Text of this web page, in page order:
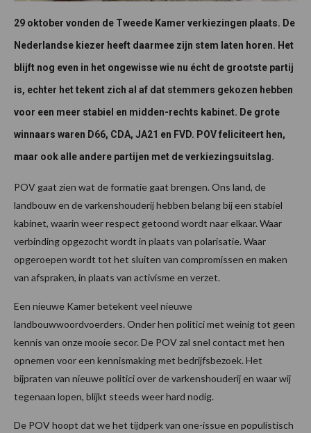
29 oktober vonden de Tweede Kamer verkiezingen plaats. De
Nederlandse kiezer heeft daarmee zijn stem laten horen. Het
blijft nog even in het ongewisse wie nu écht de grootste partij
is, echter het tekent zich al af dat stemmers gekozen hebben
voor een meer stabiel en midden-rechts kabinet. De grote
winnaars waren D66, CDA, JA21 en FVD. POV feliciteert hen,
maar ook alle andere partijen met de verkiezingsuitslag.
POV gaat zien wat de formatie gaat brengen. Ons land, de
landbouw en de varkenshouderij hebben belang bij een stabiel
kabinet, waarin weer respect getoond wordt naar elkaar. Waar
verbinding opgezocht wordt in plaats van polarisatie. Waar
opgeroepen wordt tot het sluiten van compromissen en maken
van afspraken, in plaats van activisme en verzet.
Een nieuwe Kamer betekent veel nieuwe
landbouwwoordvoerders. Onder hen politici met weinig tot geen
kennis van onze mooie secor. De POV zal snel contact met hen
opnemen voor een kennismaking met bedrijfsbezoek. Het
bijpraten van nieuwe politici over de varkenshouderij en waar wij
tegenaan lopen, blijkt steeds weer hard nodig.
De POV hoopt dat we het tijdperk van one-issue en populistisch